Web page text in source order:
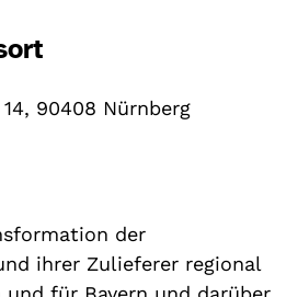
90408 Nürnberg
der
ihrer Zulieferer regional